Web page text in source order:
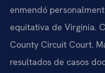
enmendó
equitativa de Virginia.
County Circuit Court.
resultados de casos